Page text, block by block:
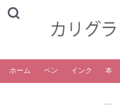
ホーム ペン インク 本
―